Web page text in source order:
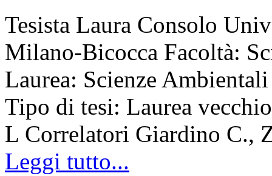
Tesista Laura Consolo
Milano-Bicocca Facoltà:
Laurea: Scienze
Tipo di tesi: Laurea
L Correlatori Giardino
Leggi tutto...